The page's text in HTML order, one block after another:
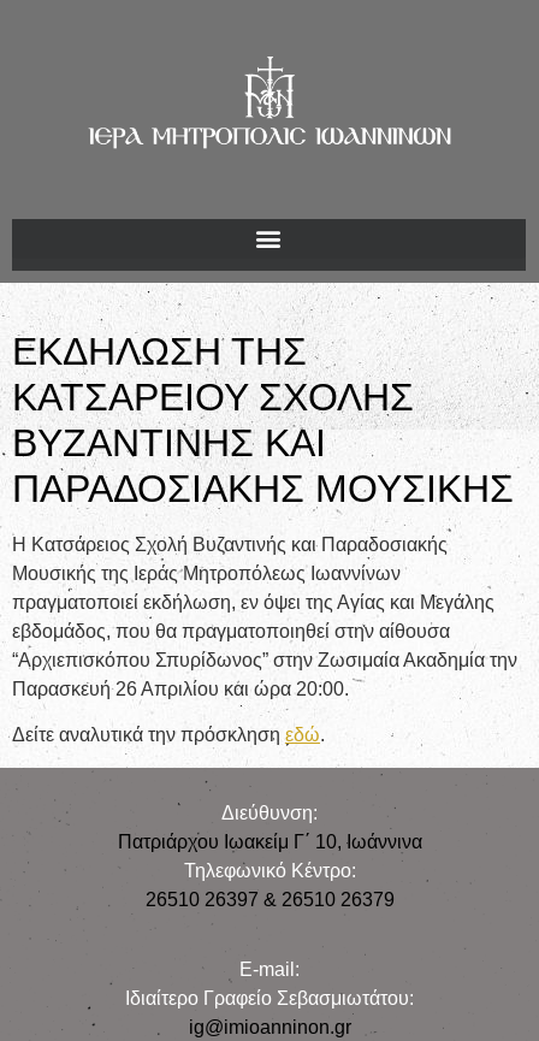
ΕΚΔΗΛΩΣΗ ΤΗΣ
ΚΑΤΣΑΡΕΙΟΥ ΣΧΟΛΗΣ
ΒΥΖΑΝΤΙΝΗΣ ΚΑΙ
ΠΑΡΑΔΟΣΙΑΚΗΣ ΜΟΥΣΙΚΗΣ
Η Κατσάρειος Σχολή Βυζαντινής και Παραδοσιακής
Μουσικής της Ιεράς Μητροπόλεως Ιωαννίνων
πραγματοποιεί εκδήλωση, εν όψει της Αγίας και Μεγάλης
εβδομάδος, που θα πραγματοποιηθεί στην αίθουσα
“Αρχιεπισκόπου Σπυρίδωνος” στην Ζωσιμαία Ακαδημία την
Παρασκευή 26 Απριλίου και ώρα 20:00.
Δείτε αναλυτικά την πρόσκληση εδώ.
Διεύθυνση:
Πατριάρχου Ιωακείμ Γ΄ 10, Iωάννινα
Τηλεφωνικό Κέντρο:
26510 26397 & 26510 26379
E-mail:
Iδιαίτερο Γραφείο Σεβασμιωτάτου:
ig@imioanninon.gr